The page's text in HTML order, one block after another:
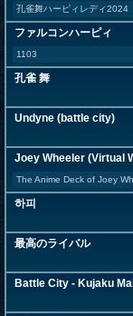
孔雀舞ハーピィレディ2024
ファルコンハーピィ
1103
孔雀 舞
Undyne (battle city)
Joey Wheeler (Virtual
The Anime Deck of Joey
하피
最高のライバル
Battle City - Kujaku